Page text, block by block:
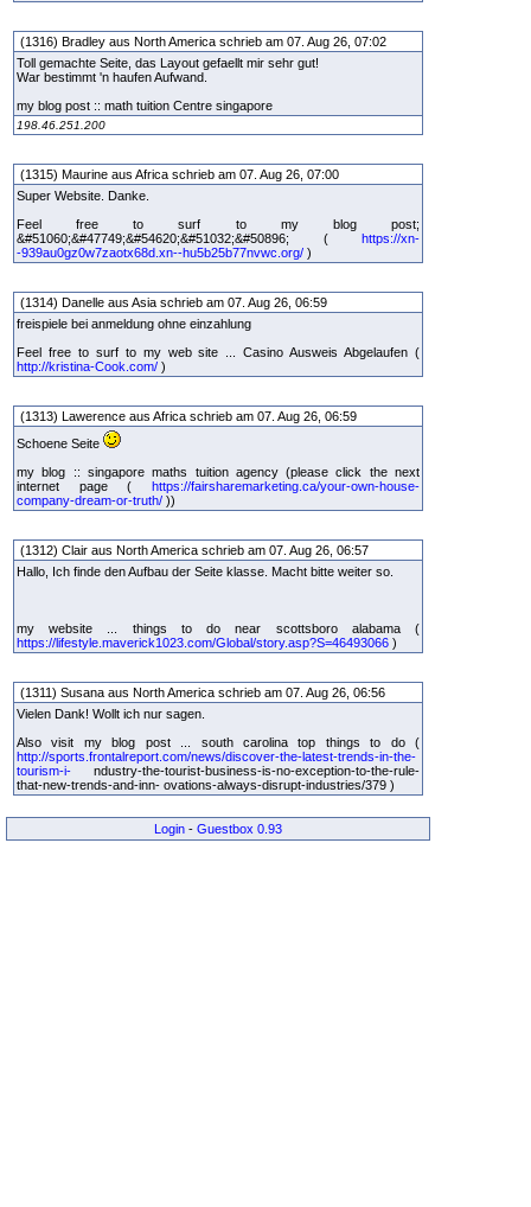
(1316) Bradley aus North America schrieb am 07. Aug 26, 07:02
Toll gemachte Seite, das Layout gefaellt mir sehr gut!
War bestimmt 'n haufen Aufwand.
my blog post :: math tuition Centre singapore
198.46.251.200
(1315) Maurine aus Africa schrieb am 07. Aug 26, 07:00
Super Website. Danke.
Feel free to surf to my blog post;
&#51060;&#47749;&#54620;&#51032;&#50896; ( https://xn-
-939au0gz0w7zaotx68d.xn--hu5b25b77nvwc.org/ )
(1314) Danelle aus Asia schrieb am 07. Aug 26, 06:59
freispiele bei anmeldung ohne einzahlung
Feel free to surf to my web site ... Casino Ausweis Abgelaufen (
http://kristina-Cook.com/ )
(1313) Lawerence aus Africa schrieb am 07. Aug 26, 06:59
Schoene Seite
my blog :: singapore maths tuition agency (please click the next
internet page ( https://fairsharemarketing.ca/your-own-house-
company-dream-or-truth/ ))
(1312) Clair aus North America schrieb am 07. Aug 26, 06:57
Hallo, Ich finde den Aufbau der Seite klasse. Macht bitte weiter so.
my website ... things to do near scottsboro alabama (
https://lifestyle.maverick1023.com/Global/story.asp?S=46493066 )
(1311) Susana aus North America schrieb am 07. Aug 26, 06:56
Vielen Dank! Wollt ich nur sagen.
Also visit my blog post ... south carolina top things to do (
http://sports.frontalreport.com/news/discover-the-latest-trends-in-the-
tourism-i- ndustry-the-tourist-business-is-no-exception-to-the-rule-
that-new-trends-and-inn- ovations-always-disrupt-industries/379 )
Login - Guestbox 0.93